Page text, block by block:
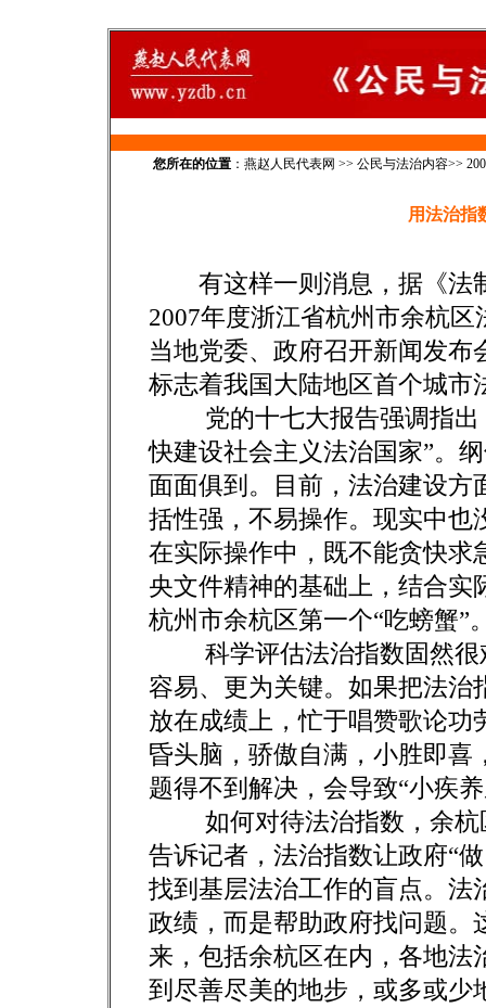
您所在的位置： 燕赵人民代表网 >> 公民与法治内容>>
用法治指
有这样一则消息，据《法制
2007年度浙江省杭州市余杭
当地党委、政府召开新闻发
标志着我国大陆地区首个城市
党的十七大报告强调指出
快建设社会主义法治国家”。
面面俱到。目前，法治建设方
括性强，不易操作。现实中也
在实际操作中，既不能贪快求
央文件精神的基础上，结合
杭州市余杭区第一个“吃螃蟹”
科学评估法治指数固然很
容易、更为关键。如果把法治
放在成绩上，忙于唱赞歌论
昏头脑，骄傲自满，小胜即
题得不到解决，会导致“小疾
如何对待法治指数，余杭
告诉记者，法治指数让政府“
找到基层法治工作的盲点。法
政绩，而是帮助政府找问题。
来，包括余杭区在内，各地
到尽善尽美的地步，或多或少